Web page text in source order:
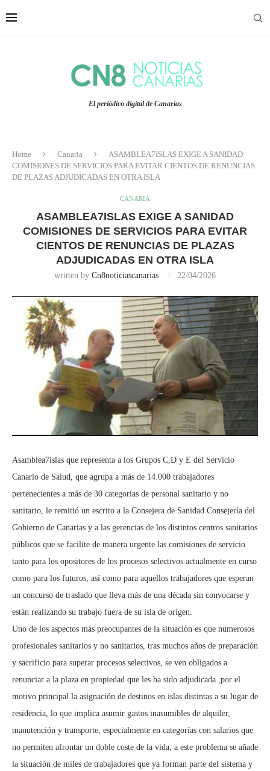
El periódico digital de Canarias
Home Canaria
ASAMBLEA7ISLAS EXIGE A SANIDAD
COMISIONES DE SERVICIOS PARA EVITAR CIENTOS DE RENUNCIAS
DE PLAZAS ADJUDICADAS EN OTRA ISLA
CANARIA
ASAMBLEA7ISLAS EXIGE A SANIDAD
COMISIONES DE SERVICIOS PARA EVITAR
CIENTOS DE RENUNCIAS DE PLAZAS
ADJUDICADAS EN OTRA ISLA
written by Cn8noticiascanarias 22/04/2026
Asamblea7islas que representa a los Grupos C,D y E del Servicio
Canario de Salud, que agrupa a más de 14.000 trabajadores
pertenecientes a más de 30 categorías de personal sanitario y no
sanitario, le remitió un escrito a la Consejera de Sanidad Consejería del
Gobierno de Canarias y a las gerencias de los distintos centros sanitarios
públicos que se facilite de manera urgente las comisiones de servicio
tanto para los opositores de los procesos selectivos actualmente en curso
como para los futuros, así como para aquellos trabajadores que esperan
un concurso de traslado que lleva más de una década sin convocarse y
están realizando su trabajo fuera de su isla de origen.
Uno de los aspectos más preocupantes de la situación es que numerosos
profesionales sanitarios y no sanitarios, tras muchos años de preparación
y sacrificio para superar procesos selectivos, se ven obligados a
renunciar a la plaza en propiedad que les ha sido adjudicada ,por el
motivo principal la asignación de destinos en islas distintas a su lugar de
residencia, lo que implica asumir gastos inasumibles de alquiler,
manutención y transporte, especialmente en categorías con salarios que
no permiten afrontar un doble coste de la vida, a este problema se añade
la situación de miles de trabajadores que ya forman parte del sistema y